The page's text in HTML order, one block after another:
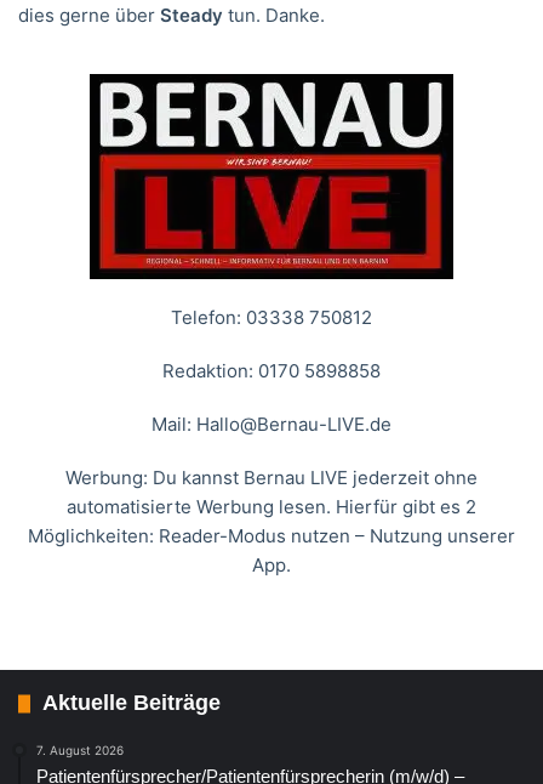
dies gerne über Steady tun. Danke.
Telefon: 03338 750812
Redaktion: 0170 5898858
Mail: Hallo@Bernau-LIVE.de
Werbung: Du kannst Bernau LIVE jederzeit ohne
automatisierte Werbung lesen. Hierfür gibt es 2
Möglichkeiten: Reader-Modus nutzen – Nutzung unserer
App.
Aktuelle Beiträge
7. August 2026
Patientenfürsprecher/Patientenfürsprecherin (m/w/d) –